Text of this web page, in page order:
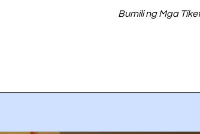
Bumili ng Mga Tiket